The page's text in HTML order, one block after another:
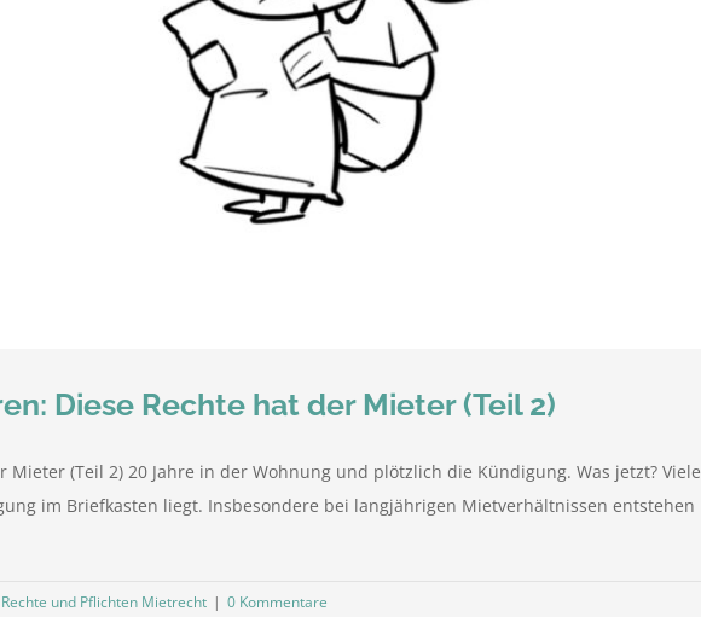
Diese Rechte hat der Mieter (Teil 2)
Mieter (Teil 2) 20 Jahre in der Wohnung und plötzlich die Kündigung. Was jetzt?
im Briefkasten liegt. Insbesondere bei langjährigen Mietverhältnissen entstehen
Rechte und Pflichten Mietrecht | 0 Kommentare